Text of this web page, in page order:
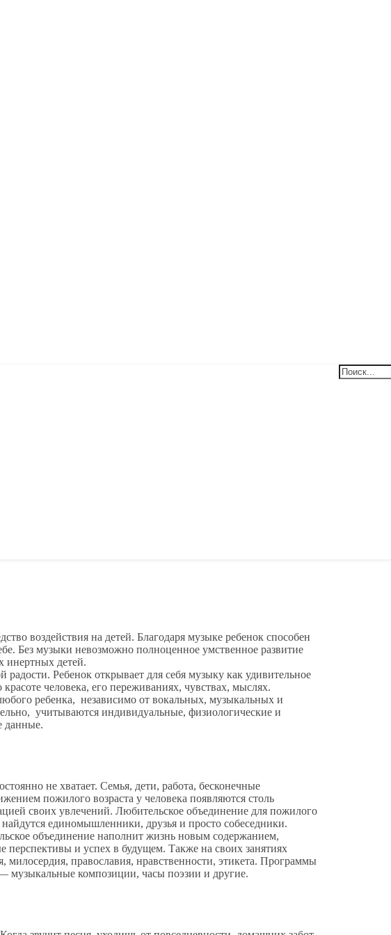
воздействия на детей. Благодаря музыке ребенок способен
Без музыки невозможно полноценное умственное развитие
инертных детей.
Ребенок открывает для себя музыку как удивительное
человека, его переживаниях, чувствах, мыслях.
ребенка, независимо от вокальных, музыкальных и
учитываются индивидуальные, физиологические и
данные.
не хватает. Семья, дети, работа, бесконечные
пожилого возраста у человека появляются столь
своих увлечений. Любительское объединение для пожилого
единомышленники, друзья и просто собеседники.
объединение наполнит жизнь новым содержанием,
и успех в будущем. Также на своих занятиях
православия, нравственности, этикета. Программы
музыкальные композиции, часы поэзии и другие.